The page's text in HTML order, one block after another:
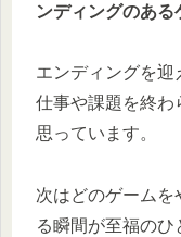
ンディングのある
エンディングを迎
仕事や課題を終わ
思っています。
次はどのゲームを
る瞬間が至福のひ